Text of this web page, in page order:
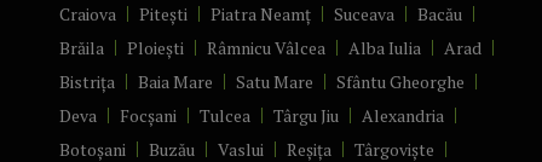
Craiova
Pitești Piatra Neamț Suceava
Bacău
Brăila
Ploiești Râmnicu Vâlcea Alba Iulia
Arad
Bistrița
Baia Mare Satu Mare
Sfântu Gheorghe
Deva
Focșani Tulcea Târgu Jiu
Alexandria
Botoșani
Buzău Vaslui Reșița
Târgoviște